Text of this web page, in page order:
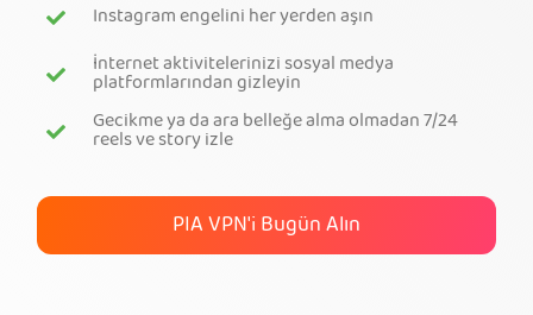
PIA VPN Edinin
Instagram engelini her yerden aşın
İnternet aktivitelerinizi sosyal medya
platformlarından gizleyin
Gecikme ya da ara belleğe alma olmadan 7/24
reels ve story izle
PIA VPN'i Bugün Alın